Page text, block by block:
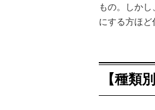
もの。しか
にする方ほど
【種類